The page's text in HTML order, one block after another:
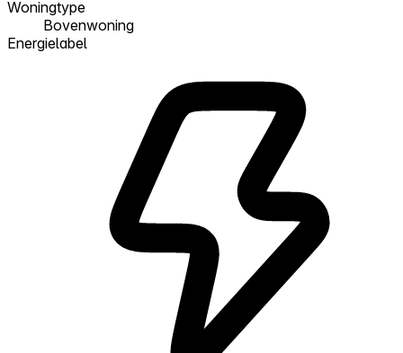
Woningtype
Bovenwoning
Energielabel